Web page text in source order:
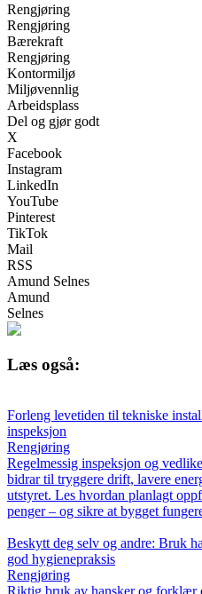
Rengjøring
Rengjøring
Bærekraft
Rengjøring
Kontormiljø
Miljøvennlig
Arbeidsplass
Del og gjør godt
X
Facebook
Instagram
LinkedIn
YouTube
Pinterest
TikTok
Mail
RSS
Amund Selnes
Amund
Selnes
Læs også:
Forleng levetiden til tekniske
inspeksjon
Rengjøring
Regelmessig inspeksjon og
bidrar til tryggere drift, lavere
utstyret. Les hvordan planlagt
penger – og sikre at bygget
Beskytt deg selv og andre: Bruk
god hygienepraksis
Rengjøring